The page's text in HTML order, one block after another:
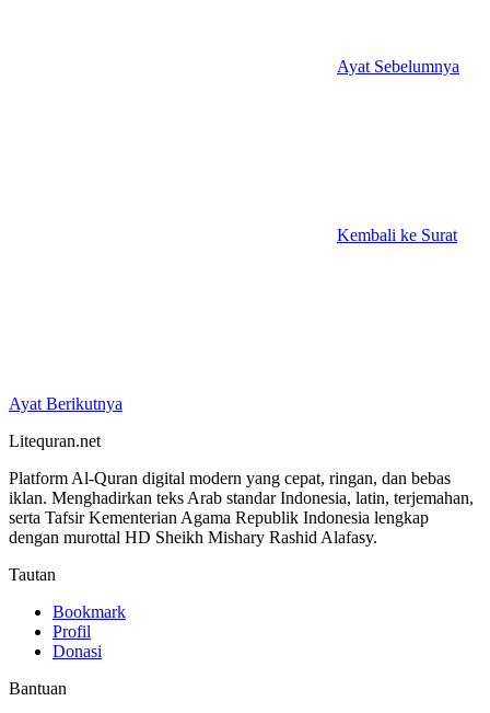
Ayat Sebelumnya
Kembali ke Surat
Ayat Berikutnya
Litequran.net
Platform Al-Quran digital modern yang cepat, ringan, dan bebas
iklan. Menghadirkan teks Arab standar Indonesia, latin, terjemahan,
serta Tafsir Kementerian Agama Republik Indonesia lengkap
dengan murottal HD Sheikh Mishary Rashid Alafasy.
Tautan
Bookmark
Profil
Donasi
Bantuan